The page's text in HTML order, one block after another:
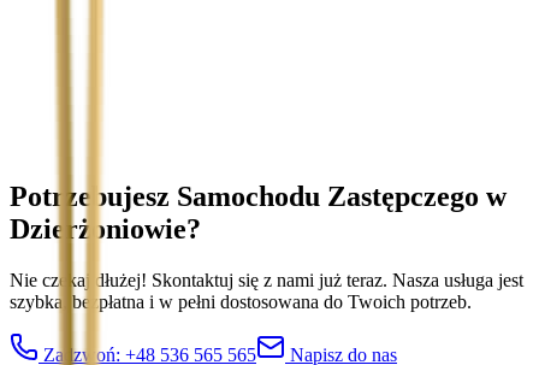
Potrzebujesz Samochodu Zastępczego w
Dzierżoniowie?
Nie czekaj dłużej! Skontaktuj się z nami już teraz. Nasza usługa jest
szybka, bezpłatna i w pełni dostosowana do Twoich potrzeb.
Zadzwoń: +48 536 565 565
Napisz do nas